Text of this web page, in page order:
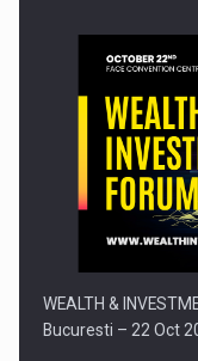
Comunicat de
WEALTH &
Bucuresti – 22 Oct